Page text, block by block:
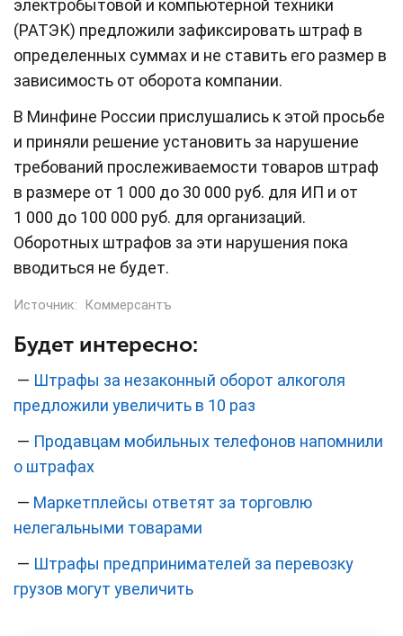
электробытовой и компьютерной техники
(РАТЭК) предложили зафиксировать штраф в
определенных суммах и не ставить его размер в
зависимость от оборота компании.
В Минфине России прислушались к этой просьбе
и приняли решение установить за нарушение
требований прослеживаемости товаров штраф
в размере от 1 000 до 30 000 руб. для ИП и от
1 000 до 100 000 руб. для организаций.
Оборотных штрафов за эти нарушения пока
вводиться не будет.
Источник: Коммерсантъ
Будет интересно:
— Штрафы за незаконный оборот алкоголя
предложили увеличить в 10 раз
— Продавцам мобильных телефонов напомнили
о штрафах
— Маркетплейсы ответят за торговлю
нелегальными товарами
— Штрафы предпринимателей за перевозку
грузов могут увеличить